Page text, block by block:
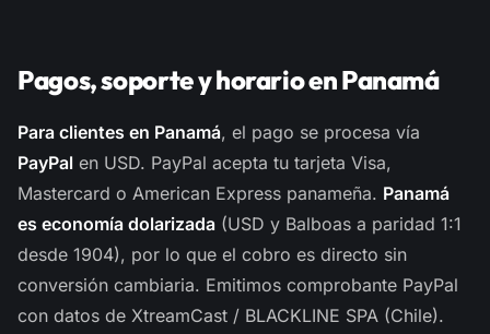
Pagos, soporte y horario en Panamá
Para clientes en Panamá, el pago se procesa vía
PayPal en USD. PayPal acepta tu tarjeta Visa,
Mastercard o American Express panameña. Panamá
es economía dolarizada (USD y Balboas a paridad 1:1
desde 1904), por lo que el cobro es directo sin
conversión cambiaria. Emitimos comprobante PayPal
con datos de XtreamCast / BLACKLINE SPA (Chile).